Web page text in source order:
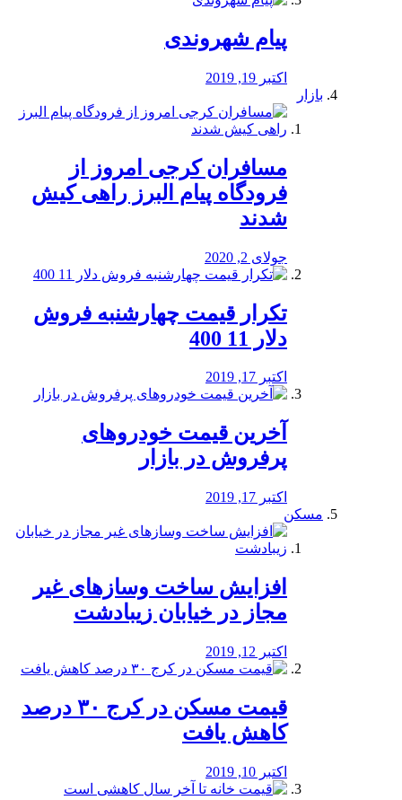
پیام شهروندی
اکتبر 19, 2019
بازار
مسافران کرجی امروز از
فرودگاه پیام البرز راهی کیش
شدند
جولای 2, 2020
تکرار قیمت چهارشنبه فروش
دلار 11 400
اکتبر 17, 2019
آخرین قیمت خودرو‌های
پرفروش در بازار
اکتبر 17, 2019
مسکن
افزایش ساخت وسازهای غیر
مجاز در خیابان زیبادشت
اکتبر 12, 2019
️قیمت مسکن در کرج ۳۰ درصد
کاهش یافت
اکتبر 10, 2019